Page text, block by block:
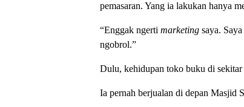
pemasaran. Yang ia lakukan hanya
“Enggak ngerti marketingsaya. Saya
ngobrol.”
Dulu, kehidupan toko buku di sekitar
Ia pernah berjualan di depan Masjid